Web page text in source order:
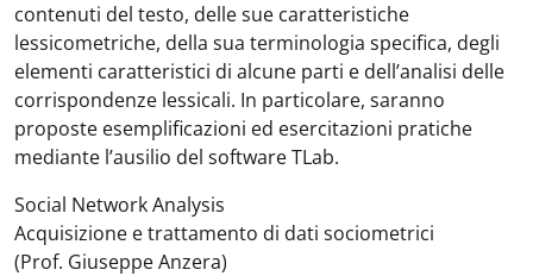
contenuti del testo, delle sue caratteristiche
lessicometriche, della sua terminologia specifica, degli
elementi caratteristici di alcune parti e dell’analisi delle
corrispondenze lessicali. In particolare, saranno
proposte esemplificazioni ed esercitazioni pratiche
mediante l’ausilio del software TLab.
Social Network Analysis
Acquisizione e trattamento di dati sociometrici
(Prof. Giuseppe Anzera)